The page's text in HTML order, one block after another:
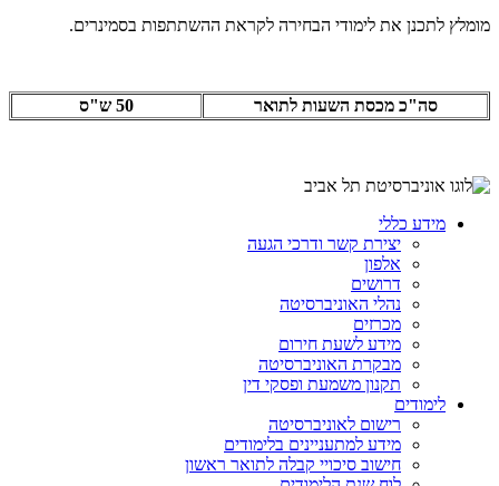
מומלץ לתכנן את לימודי הבחירה לקראת ההשתתפות בסמינרים.
סה"כ מכסת השעות לתואר 50 ש"ס
מידע כללי
יצירת קשר ודרכי הגעה
אלפון
דרושים
נהלי האוניברסיטה
מכרזים
מידע לשעת חירום
מבקרת האוניברסיטה
תקנון משמעת ופסקי דין
לימודים
רישום לאוניברסיטה
מידע למתעניינים בלימודים
חישוב סיכויי קבלה לתואר ראשון